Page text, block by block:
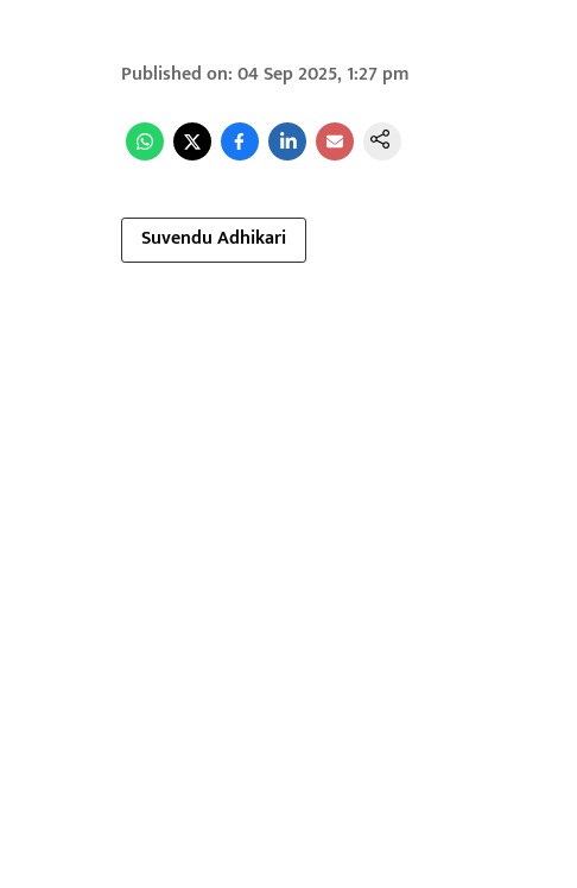
Published on:04 Sep 2025, 1:27 pm
Suvendu Adhikari